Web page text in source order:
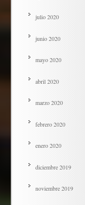
julio 2020
junio 2020
mayo 2020
abril 2020
marzo 2020
febrero 2020
enero 2020
diciembre 2019
noviembre 2019